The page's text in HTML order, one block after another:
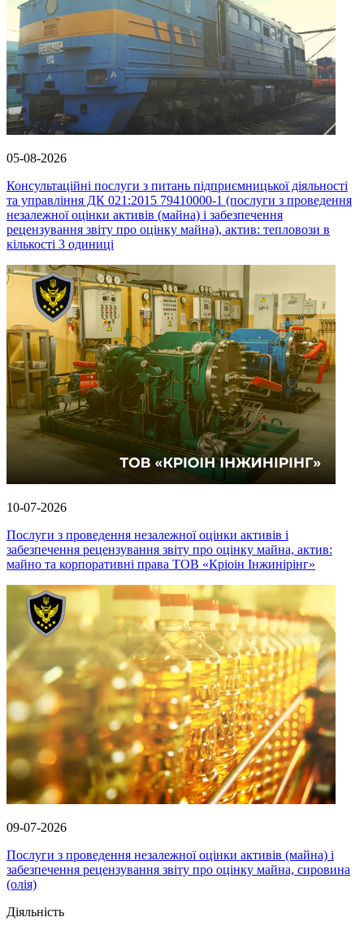
05-08-2026
Консультаційні послуги з питань підприємницької діяльності
та управління ДК 021:2015 79410000-1 (послуги з проведення
незалежної оцінки активів (майна) і забезпечення
рецензування звіту про оцінку майна), актив: тепловози в
кількості 3 одиниці
10-07-2026
Послуги з проведення незалежної оцінки активів і
забезпечення рецензування звіту про оцінку майна, актив:
майно та корпоративні права ТОВ «Кріоін Інжинірінг»
09-07-2026
Послуги з проведення незалежної оцінки активів (майна) і
забезпечення рецензування звіту про оцінку майна, сировина
(олія)
Діяльність